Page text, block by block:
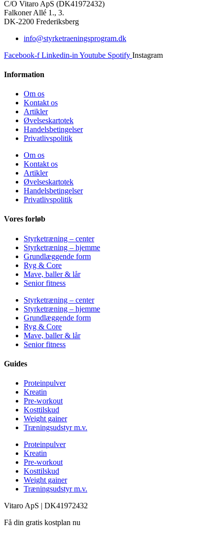
C/O Vitaro ApS (DK41972432)
Falkoner Allé 1., 3.
DK-2200 Frederiksberg
info@styrketraeningsprogram.dk
Facebook-f Linkedin-in Youtube Spotify Instagram
Information
Om os
Kontakt os
Artikler
Øvelseskartotek
Handelsbetingelser
Privatlivspolitik
Om os
Kontakt os
Artikler
Øvelseskartotek
Handelsbetingelser
Privatlivspolitik
Vores forløb
Styrketræning – center
Styrketræning – hjemme
Grundlæggende form
Ryg & Core
Mave, baller & lår
Senior fitness
Styrketræning – center
Styrketræning – hjemme
Grundlæggende form
Ryg & Core
Mave, baller & lår
Senior fitness
Guides
Proteinpulver
Kreatin
Pre-workout
Kosttilskud
Weight gainer
Træningsudstyr m.v.
Proteinpulver
Kreatin
Pre-workout
Kosttilskud
Weight gainer
Træningsudstyr m.v.
Vitaro ApS | DK41972432
Få din gratis kostplan nu